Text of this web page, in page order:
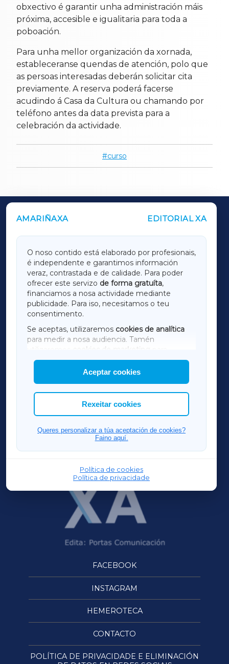
obxectivo é garantir unha administración máis
próxima, accesible e igualitaria para toda a
poboación.
Para unha mellor organización da xornada,
estableceranse quendas de atención, polo que
as persoas interesadas deberán solicitar cita
previamente. A reserva poderá facerse
acudindo á Casa da Cultura ou chamando por
teléfono antes da data prevista para a
celebración da actividade.
curso
AMARIÑAXA EDITORIAL XA
O noso contido está elaborado por profesionais,
é independente e garantimos información
veraz, contrastada e de calidade. Para poder
ofrecer este servizo de forma gratuíta,
financiamos a nosa actividade mediante
publicidade. Para iso, necesitamos o teu
consentimento.
Se aceptas, utilizaremos cookies de analítica
para medir a nosa audiencia. Tamén
utilizaremos
cookies de marketing
mostrar publicidade de terceiros.
Así mesmo, podes personalizar a elección das
cookies que desexas permitir.
Aceptar cookies
Rexeitar cookies
Queres personalizar a túa aceptación de cookies?
Faino aquí.
Política de cookies
Política de privacidade
OUTROS PERIÓDICOS
LUGOXA
TERRACHAXA
AMARIÑAXA
RIBEIRASACRAXA
ACORUÑAXA
FERROLXA
OURENSEXA
FACEBOOK
INSTAGRAM
HEMEROTECA
CONTACTO
POLÍTICA DE PRIVACIDADE E ELIMINACIÓN